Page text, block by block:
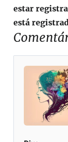
estar
está